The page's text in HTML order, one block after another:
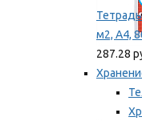
м2, А4,
287.28